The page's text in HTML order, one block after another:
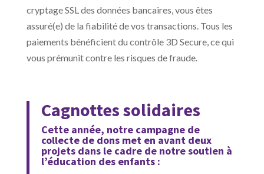
cryptage SSL des données bancaires, vous êtes
assuré(e) de la fiabilité de vos transactions. Tous les
paiements bénéficient du contrôle 3D Secure, ce qui
vous prémunit contre les risques de fraude.
Cagnottes solidaires
Cette année, notre campagne de
collecte de dons met en avant deux
projets dans le cadre de notre soutien à
l’éducation des enfants :